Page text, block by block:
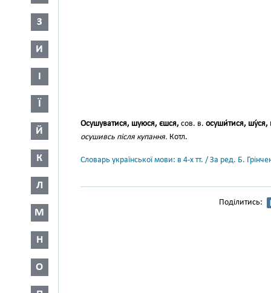
З
И
І
Ї
Й
К
Л
М
Н
О
Осушуватися, шуюся, єшся, сов. в. осуши́тися,
осушивсь після купання. Котл.
Словарь української мови: в 4-х тт. / За ред. Б.
Поділитись: